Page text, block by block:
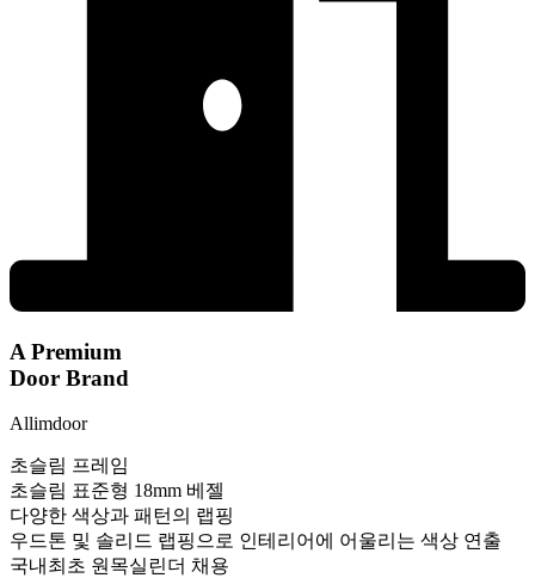
A Premium
Door Brand
Allimdoor
초슬림 프레임
초슬림 표준형 18mm 베젤
다양한 색상과 패턴의 랩핑
우드톤 및 솔리드 랩핑으로 인테리어에 어울리는 색상 연출
국내최초 원목실린더 채용